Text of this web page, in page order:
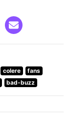
colere
fans
bad-buzz